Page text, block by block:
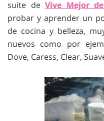
suite de Vive Mejor
probar y aprender un
de cocina y belleza,
nuevos como por
Dove, Caress, Clear,